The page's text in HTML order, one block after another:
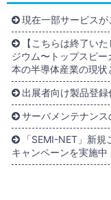
現在一部サービス
【こちらは終了い
ジウム〜トップスピ
本の半導体産業の現
出展者向け製品登
サーバメンテナン
「SEMI-NET」新
キャンペーンを実施中